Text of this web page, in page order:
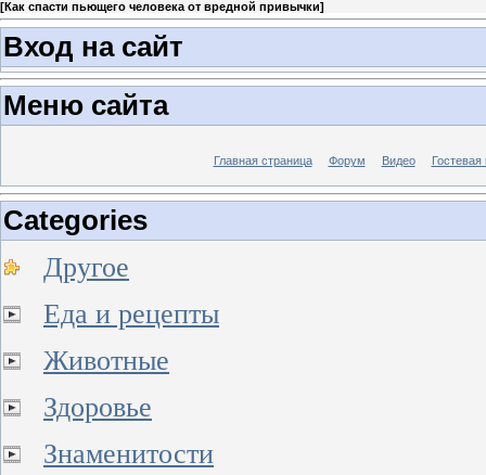
[Как спасти пьющего человека от вредной привычки]
Вход на сайт
Меню сайта
Главная страница Форум Видео Гостевая
Categories
Другое
Еда и рецепты
Животные
Здоровье
Знаменитости